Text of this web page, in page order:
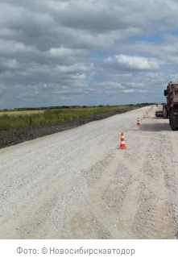
Фото: © Новосибирскавтодор